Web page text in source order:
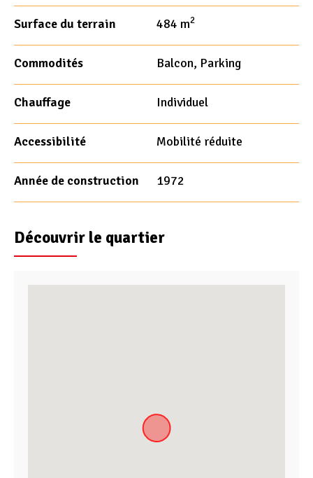
Surface du terrain 484 m2
Commodités Balcon, Parking
Chauffage Individuel
Accessibilité Mobilité réduite
Année de construction 1972
Découvrir le quartier